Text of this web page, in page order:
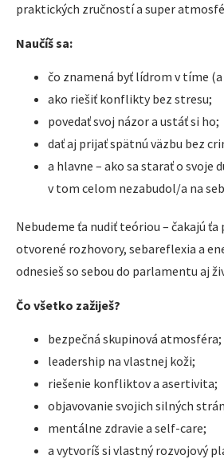
praktických zručností a super
Naučíš sa:
čo znamená byť lídrom v tíme
ako riešiť konflikty bez stresu;
povedať svoj názor a ustáť si ho;
dať aj prijať spätnú väzbu bez
a hlavne – ako sa starať o svoje
v tom celom nezabudol/a na
Nebudeme ťa nudiť teóriou – čakajú
otvorené rozhovory, sebareflexia a
odnesieš so sebou do parlamentu aj
Čo všetko zažiješ?
bezpečná skupinová atmosféra;
leadership na vlastnej koži;
riešenie konfliktov a asertivita;
objavovanie svojich silných
mentálne zdravie a self-care;
a vytvoríš si vlastný rozvojový